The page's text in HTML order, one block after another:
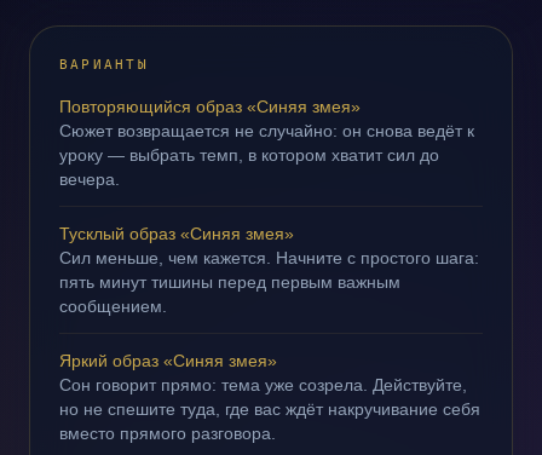
ВАРИАНТЫ
Повторяющийся образ «Синяя змея»
Сюжет возвращается не случайно: он снова ведёт к
уроку — выбрать темп, в котором хватит сил до
вечера.
Тусклый образ «Синяя змея»
Сил меньше, чем кажется. Начните с простого шага:
пять минут тишины перед первым важным
сообщением.
Яркий образ «Синяя змея»
Сон говорит прямо: тема уже созрела. Действуйте,
но не спешите туда, где вас ждёт накручивание себя
вместо прямого разговора.